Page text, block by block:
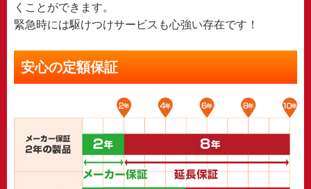
くことができます。
緊急時には駆けつけサービスも心強い存在です！
安心の定額保証